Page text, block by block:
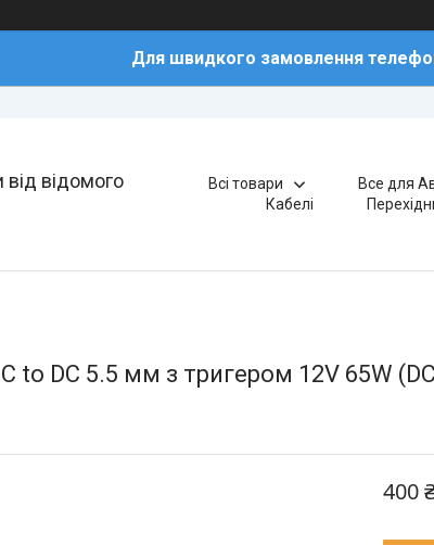
Для швидкого замовлення
від відомого
Всі товари Все для
Кабелі
to DC 5.5 мм з тригером 12V 65W
400